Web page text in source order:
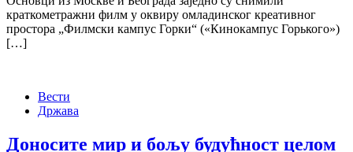
краткометражни филм у оквиру омладинског креативног
простора „Филмски кампус Горки“ («Кинокампус Горького»)
[…]
Вести
Држава
Доносите мир и бољу будућност целом